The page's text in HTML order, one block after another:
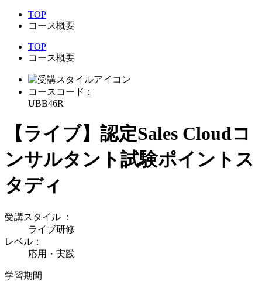
TOP
コース概要
TOP
コース概要
コースコード：
UBB46R
【ライブ】認定Sales Cloudコ
ンサルタント試験ポイントス
タディ
受講スタイル ：
ライブ研修
レベル：
応用・実践
学習期間